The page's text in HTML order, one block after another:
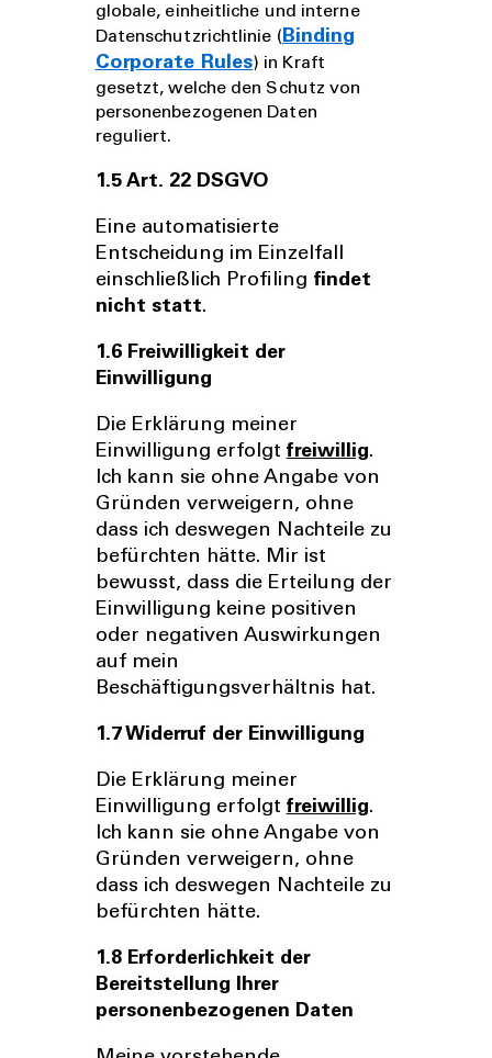
globale, einheitliche und interne
Datenschutzrichtlinie (Binding
Corporate Rules) in Kraft
gesetzt, welche den Schutz von
personenbezogenen Daten
reguliert.
1.5 Art. 22 DSGVO
Eine automatisierte
Entscheidung im Einzelfall
einschließlich Profiling findet
nicht statt.
1.6 Freiwilligkeit der
Einwilligung
Die Erklärung meiner
Einwilligung erfolgt freiwillig.
Ich kann sie ohne Angabe von
Gründen verweigern, ohne
dass ich deswegen Nachteile zu
befürchten hätte. Mir ist
bewusst, dass die Erteilung der
Einwilligung keine positiven
oder negativen Auswirkungen
auf mein
Beschäftigungsverhältnis hat.
1.7 Widerruf der Einwilligung
Die Erklärung meiner
Einwilligung erfolgt freiwillig.
Ich kann sie ohne Angabe von
Gründen verweigern, ohne
dass ich deswegen Nachteile zu
befürchten hätte.
1.8 Erforderlichkeit der
Bereitstellung Ihrer
personenbezogenen Daten